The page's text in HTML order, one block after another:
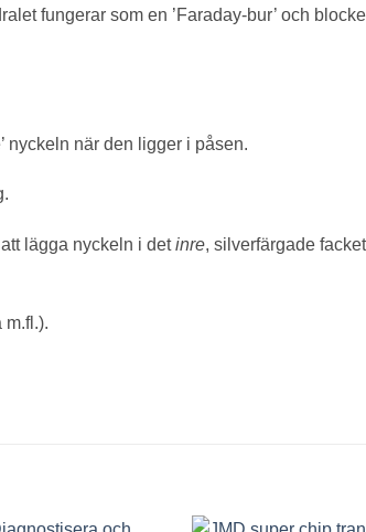
fungerar som en ’Faraday-bur’ och
nyckeln när den ligger i påsen.
lägga nyckeln i detinre, silverfärgade
m.fl.).